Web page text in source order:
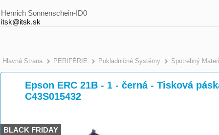
Henrich Sonnenschein-ID0
itsk@itsk.sk
Hlavná Strana PERIFÉRIE Pokladničné Systémy Spotrebný
Epson ERC 21B - 1 - černá - Tisková
C43S015432
BLACK FRIDAY